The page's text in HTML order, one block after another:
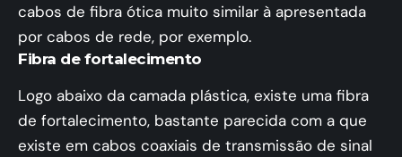
cabos de fibra ótica muito similar à apresentada
por cabos de rede, por exemplo.
Fibra de fortalecimento
Logo abaixo da camada plástica, existe uma fibra
de fortalecimento, bastante parecida com a que
existe em cabos coaxiais de transmissão de sinal